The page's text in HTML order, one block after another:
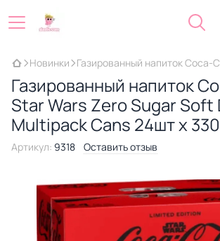
Новинки Газированный напиток
Газированный напиток
Star Wars Zero Sugar Soft
Multipack Cans 24шт x
Артикул: 9318 Оставить отзыв